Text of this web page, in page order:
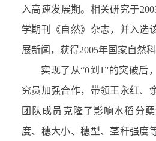
入高速发展期。相关研究于
学期刊《自然》杂志，并入选
展新闻，获得2005年国家自然科
实现了从“0到1”的突破后
究员加强合作，带领王永红、
团队成员克隆了影响水稻分
度、穗大小、穗型、茎秆强度